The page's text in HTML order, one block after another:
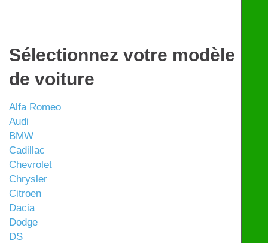
Sélectionnez votre modèle
de voiture
Alfa Romeo
Audi
BMW
Cadillac
Chevrolet
Chrysler
Citroen
Dacia
Dodge
DS